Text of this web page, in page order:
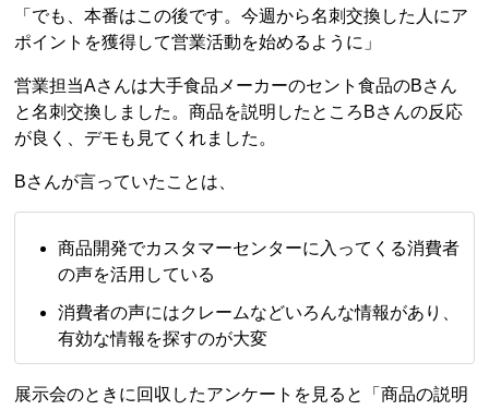
「でも、本番はこの後です。今週から名刺交換した人にア
ポイントを獲得して営業活動を始めるように」
営業担当Aさんは大手食品メーカーのセント食品のBさん
と名刺交換しました。商品を説明したところBさんの反応
が良く、デモも見てくれました。
Bさんが言っていたことは、
商品開発でカスタマーセンターに入ってくる消費者
の声を活用している
消費者の声にはクレームなどいろんな情報があり、
有効な情報を探すのが大変
展示会のときに回収したアンケートを見ると「商品の説明